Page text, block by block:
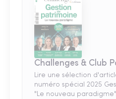
Challenges & Club
Lire une sélection
numéro spécial 2025
"Le nouveau